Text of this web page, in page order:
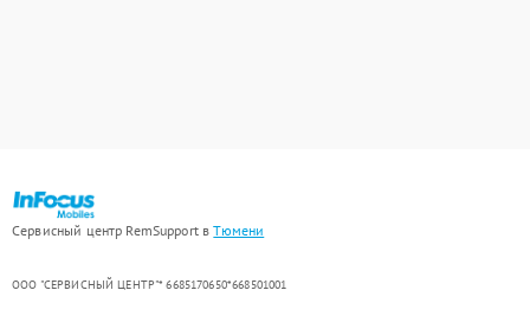
Сервисный центр RemSupport вТюмени
ООО "СЕРВИСНЫЙ ЦЕНТР"* 6685170650*668501001